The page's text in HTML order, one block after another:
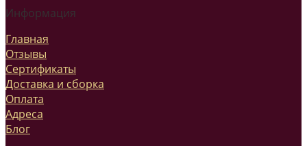
Информация
Главная
Отзывы
Сертификаты
Доставка и сборка
Оплата
Адреса
Блог